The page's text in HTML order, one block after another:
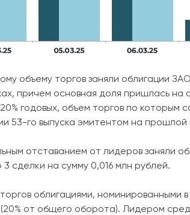
объему торгов заняли облигации
причем основная доля пришлась на
годовых, объем торгов по которым
53-го выпуска эмитентом на
отставанием от лидеров заняли
сделки на сумму 0,016 млн рублей.
облигациями, номинированными
(20% от общего оборота). Лидером